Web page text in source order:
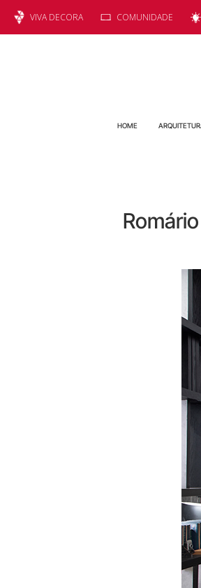
VIVA DECORA COMUNIDADE
HOME